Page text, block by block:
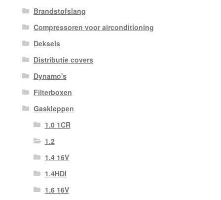
Brandstofslang
Compressoren voor airconditioning
Deksels
Distributie covers
Dynamo's
Filterboxen
Gaskleppen
1.0 1CR
1.2
1.4 16V
1.4HDI
1.6 16V